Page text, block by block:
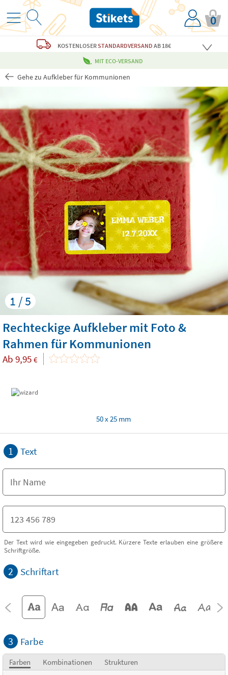
0
KOSTENLOSERSTANDARDVERSAND AB 18€
MIT ECO-VERSAND
Gehe zu Aufkleber für Kommunionen
1 / 5
Rechteckige Aufkleber mit Foto &
Rahmen für Kommunionen
Ab 9,95 €
50 x 25 mm
1 Text
Der Text wird wie eingegeben gedruckt. Kürzere Texte erlauben eine größere
Schriftgröße.
2 Schriftart
3 Farbe
Farben Kombinationen
Strukturen